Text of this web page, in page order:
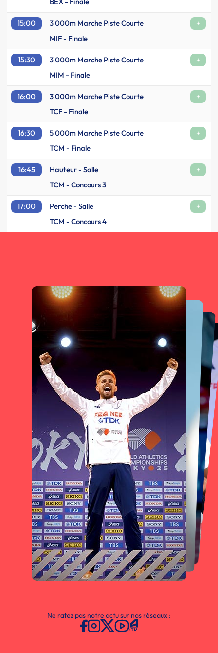
15:00 3 000m Marche Piste Courte
+
MIF - Finale
15:30 3 000m Marche Piste Courte
+
MIM - Finale
16:00 3 000m Marche Piste Courte
+
TCF - Finale
16:30 5 000m Marche Piste Courte
+
TCM - Finale
16:45 Hauteur - Salle
+
TCM - Concours 3
17:00 Perche - Salle
+
TCM - Concours 4
Ne ratez pas notre actu sur nos réseaux :